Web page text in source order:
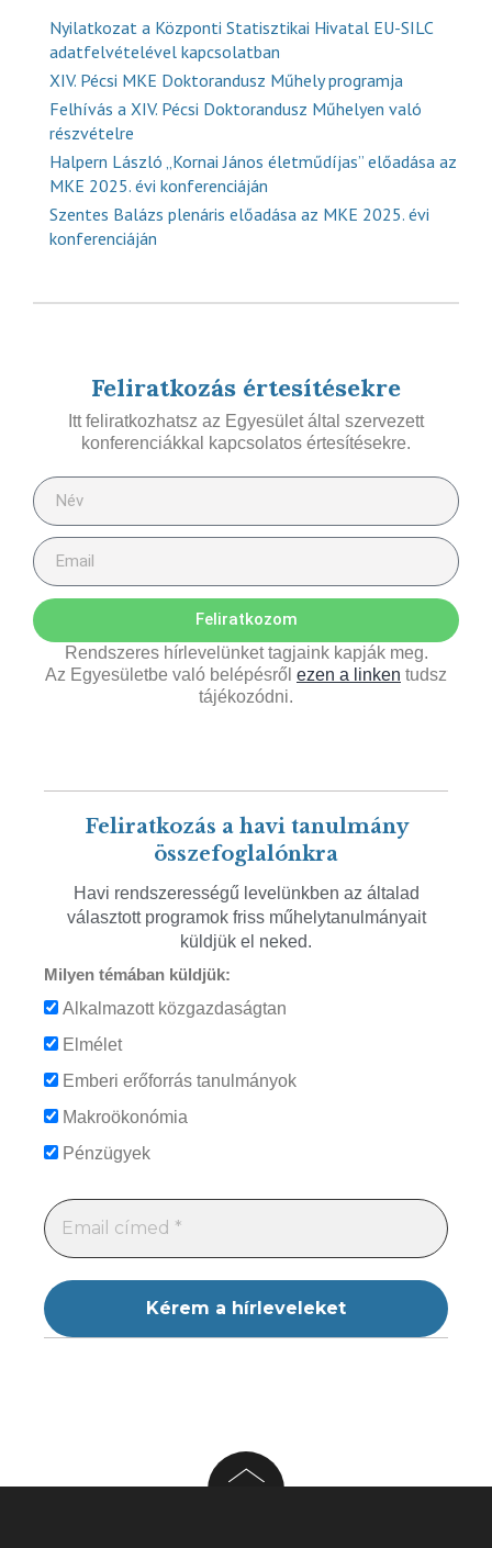
Nyilatkozat a Központi Statisztikai Hivatal EU-SILC
adatfelvételével kapcsolatban
XIV. Pécsi MKE Doktorandusz Műhely programja
Felhívás a XIV. Pécsi Doktorandusz Műhelyen való
részvételre
Halpern László „Kornai János életműdíjas” előadása az
MKE 2025. évi konferenciáján
Szentes Balázs plenáris előadása az MKE 2025. évi
konferenciáján
Feliratkozás értesítésekre
Itt feliratkozhatsz az Egyesület által szervezett
konferenciákkal kapcsolatos értesítésekre.
Feliratkozom
Rendszeres hírlevelünket tagjaink kapják meg.
Az Egyesületbe való belépésről ezen a linken tudsz
tájékozódni.
Feliratkozás a havi tanulmány
összefoglalónkra
Havi rendszerességű levelünkben az általad
választott programok friss műhelytanulmányait
küldjük el neked.
Milyen témában küldjük:
Alkalmazott közgazdaságtan
Elmélet
Emberi erőforrás tanulmányok
Makroökonómia
Pénzügyek